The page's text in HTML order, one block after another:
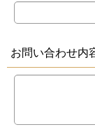
お問い合わせ内